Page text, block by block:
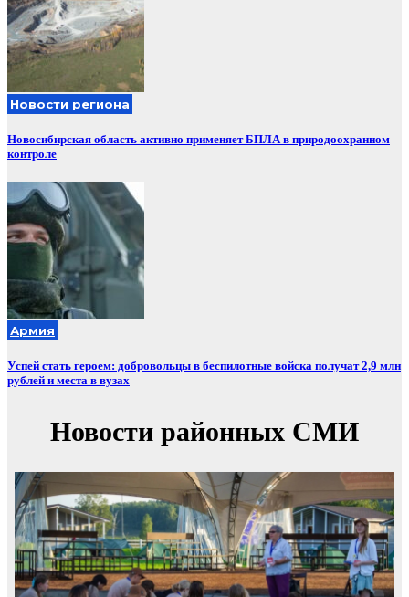
Новости региона
Новосибирская область активно применяет БПЛА в природоохранном
контроле
Армия
Успей стать героем: добровольцы в беспилотные войска получат 2,9 млн
рублей и места в вузах